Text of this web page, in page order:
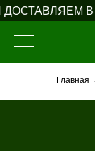
В
Главная